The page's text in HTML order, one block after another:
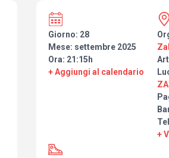
Giorno: 28
Mese: settembre 2025
Ora: 21:15h
+ Aggiungi al calendario
+